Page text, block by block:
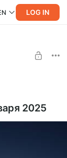
LOG IN
2025